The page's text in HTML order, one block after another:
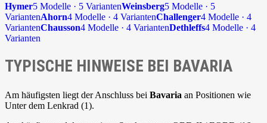
Hymer5 Modelle · 5 VariantenWeinsberg5 Modelle · 5
VariantenAhorn4 Modelle · 4 VariantenChallenger4 Modelle · 4
VariantenChausson4 Modelle · 4 VariantenDethleffs4 Modelle · 4
Varianten
TYPISCHE HINWEISE BEI BAVARIA
Am häufigsten liegt der Anschluss bei Bavaria an Positionen wie
Unter dem Lenkrad (1).